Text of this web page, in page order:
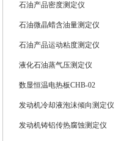
石油产品密度测定仪
石油微晶蜡含油量测定仪
石油产品运动粘度测定仪
液化石油蒸气压测定仪
数显恒温电热板CHB-02
发动机冷却液泡沫倾向测定仪
发动机铸铝传热腐蚀测定仪